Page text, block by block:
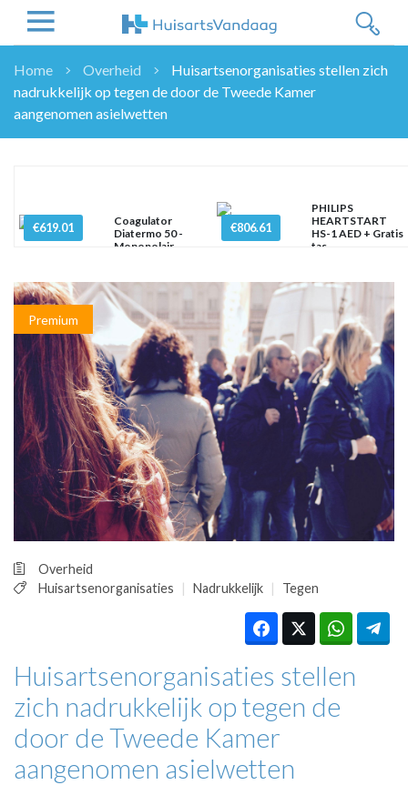
NIEUWS
ZORGVERZEKERAARS
ICT
DOSSIER
ENQUÊTES
NHG
LHV
OPINIE
HUISARTSENPOST
PRAKTIJKZAKEN
TARIEVEN
VPHUISARTSEN
MEDISCHE VAKHANDEL
INLOGGEN
REGISTRATIE
Home Overheid
Huisartsenorganisaties stellen zich
nadrukkelijk op tegen de door de Tweede Kamer
aangenomen asielwetten
€619.01
Coagulator
Diatermo 50 -
Monopolair
€806.61
PHILIPS
HEARTSTART
HS-1 AED + Gratis
tas
Premium
Overheid
Huisartsenorganisaties
Nadrukkelijk Tegen
Huisartsenorganisaties stellen
zich nadrukkelijk op tegen de
door de Tweede Kamer
aangenomen asielwetten